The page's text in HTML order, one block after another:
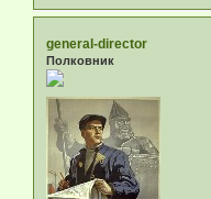
general-director
Полковник